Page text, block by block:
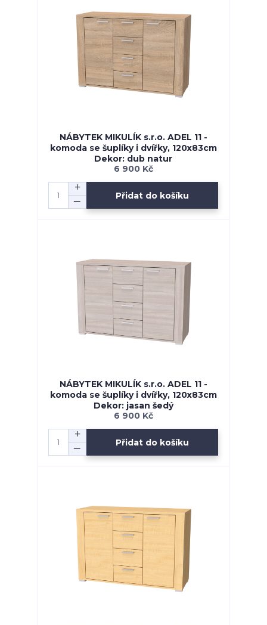
NÁBYTEK MIKULÍK s.r.o. ADEL 11 -
komoda se šuplíky i dvířky, 120x83cm
Dekor: dub natur
6 900 Kč
Přidat do košíku
NÁBYTEK MIKULÍK s.r.o. ADEL 11 -
komoda se šuplíky i dvířky, 120x83cm
Dekor: jasan šedý
6 900 Kč
Přidat do košíku